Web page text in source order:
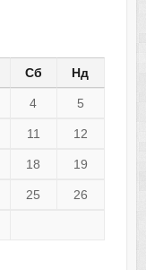
Сб Нд
4 5
11 12
18 19
25 26